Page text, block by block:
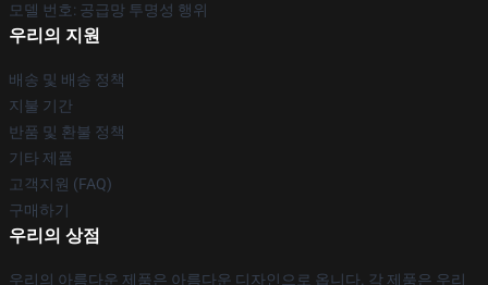
모델 번호: 공급망 투명성 행위
우리의 지원
배송 및 배송 정책
지불 기간
반품 및 환불 정책
기타 제품
고객지원 (FAQ)
구매하기
우리의 상점
우리의 아름다운 제품은 아름다운 디자인으로 옵니다. 각 제품은 우리